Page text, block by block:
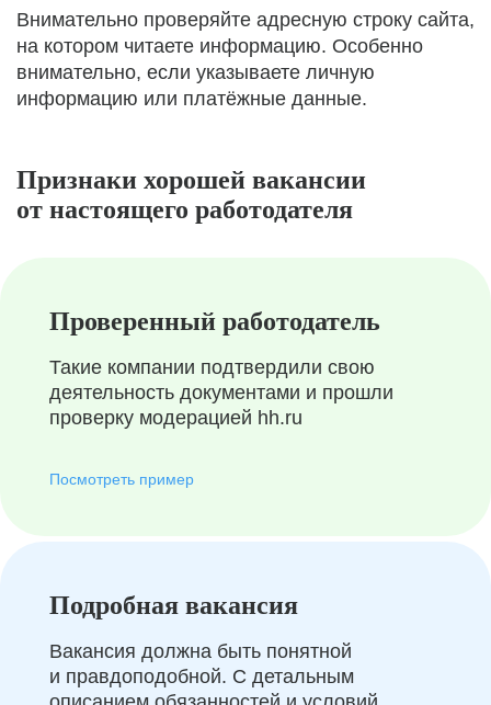
Внимательно проверяйте адресную строку сайта,
на котором читаете информацию. Особенно
внимательно, если указываете личную
информацию или платёжные данные.
Признаки хорошей вакансии
от настоящего работодателя
Проверенный работодатель
Такие компании подтвердили свою
деятельность документами и прошли
проверку модерацией hh.ru
Посмотреть пример
Подробная вакансия
Вакансия должна быть понятной
и правдоподобной. С детальным